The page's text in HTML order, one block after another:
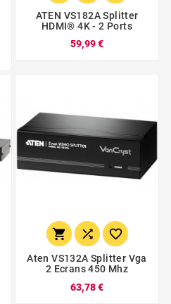
ATEN VS182A Splitter
HDMI® 4K - 2 Ports
59,99 €
  
Aten VS132A Splitter Vga
2 Ecrans 450 Mhz
63,78 €